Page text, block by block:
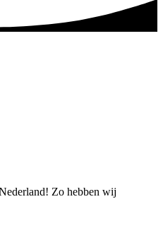
Zo hebben wij